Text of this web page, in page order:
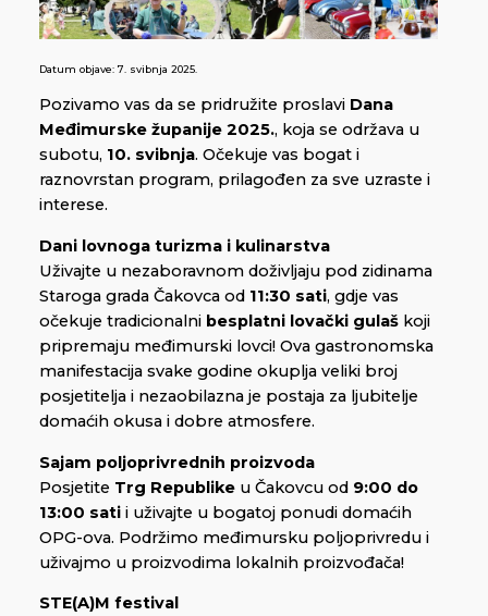
Datum objave: 7. svibnja 2025.
Pozivamo vas da se pridružite proslavi Dana
Međimurske županije 2025., koja se održava u
subotu, 10. svibnja. Očekuje vas bogat i
raznovrstan program, prilagođen za sve uzraste i
interese.
Dani lovnoga turizma i kulinarstva
Uživajte u nezaboravnom doživljaju pod zidinama
Staroga grada Čakovca od 11:30 sati, gdje vas
očekuje tradicionalni besplatni lovački gulaš koji
pripremaju međimurski lovci! Ova gastronomska
manifestacija svake godine okuplja veliki broj
posjetitelja i nezaobilazna je postaja za ljubitelje
domaćih okusa i dobre atmosfere.
Sajam poljoprivrednih proizvoda
Posjetite Trg Republike u Čakovcu od 9:00 do
13:00 sati i uživajte u bogatoj ponudi domaćih
OPG-ova. Podržimo međimursku poljoprivredu i
uživajmo u proizvodima lokalnih proizvođača!
STE(A)M festival